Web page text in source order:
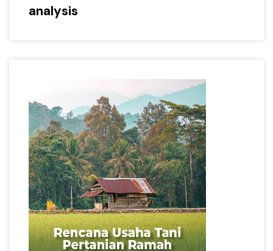
analysis